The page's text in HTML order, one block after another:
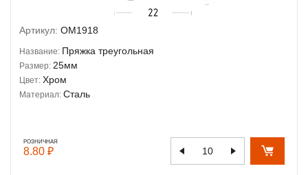
Артикул: OM1918
Название: Пряжка треугольная
Размер: 25мм
Цвет: Хром
Материал: Сталь
РОЗНИЧНАЯ
8.80 ₽